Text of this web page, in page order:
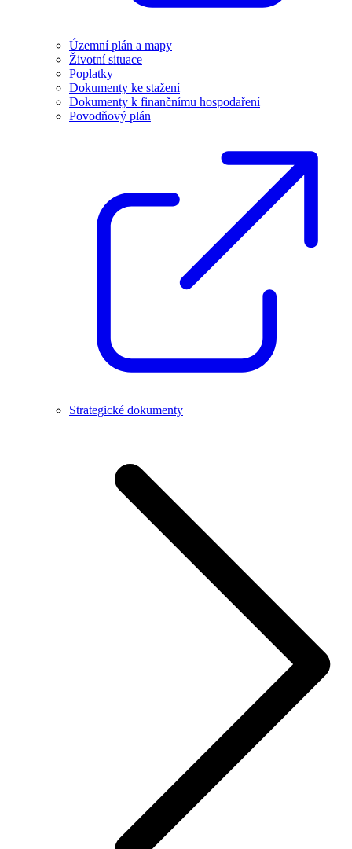
Územní plán a mapy
Životní situace
Poplatky
Dokumenty ke stažení
Dokumenty k finančnímu hospodaření
Povodňový plán
Strategické dokumenty